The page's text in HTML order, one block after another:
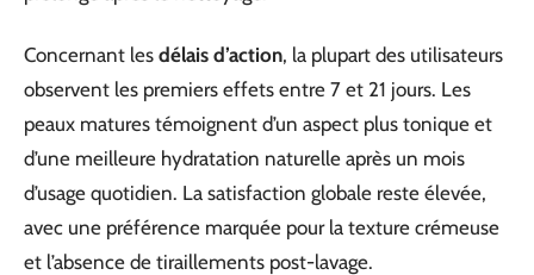
Concernant les délais d’action, la plupart des utilisateurs
observent les premiers effets entre 7 et 21 jours. Les
peaux matures témoignent d’un aspect plus tonique et
d’une meilleure hydratation naturelle après un mois
d’usage quotidien. La satisfaction globale reste élevée,
avec une préférence marquée pour la texture crémeuse
et l’absence de tiraillements post-lavage.